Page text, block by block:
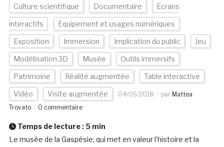
Culture scientifique Documentaire Ecrans
interactifs Equipement et usages numériques
Exposition Immersion Implication du public Jeu
Modélisation 3D Musée Outils immersifs
Patrimoine Réalité augmentée Table interactive
Vidéo Visite augmentée 04/05/2018 par Mattea
Trovato
0 commentaire
Temps de lecture : 5 min
Le musée de la Gaspésie, qui met en valeur l’histoire et la